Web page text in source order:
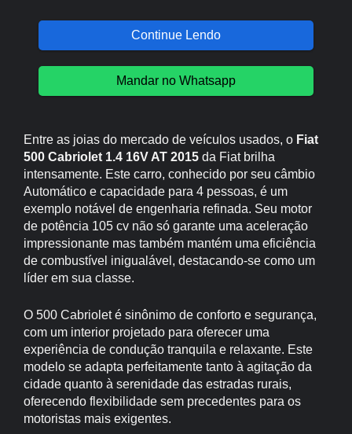
Continue Lendo
Mandar no Whatsapp
Entre as joias do mercado de veículos usados, o Fiat
500 Cabriolet 1.4 16V AT 2015da Fiat brilha
intensamente. Este carro, conhecido por seu câmbio
Automático e capacidade para 4 pessoas, é um
exemplo notável de engenharia refinada. Seu motor
de potência 105 cv não só garante uma aceleração
impressionante mas também mantém uma eficiência
de combustível inigualável, destacando-se como um
líder em sua classe.
O 500 Cabriolet é sinônimo de conforto e segurança,
com um interior projetado para oferecer uma
experiência de condução tranquila e relaxante. Este
modelo se adapta perfeitamente tanto à agitação da
cidade quanto à serenidade das estradas rurais,
oferecendo flexibilidade sem precedentes para os
motoristas mais exigentes.